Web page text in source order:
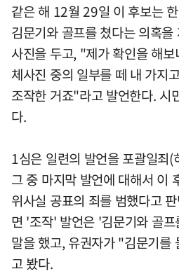
같은 해 12월 29일 이 후보는
김문기와 골프를 쳤다는 의혹
사진을 두고, "제가 확인을 해
체사진 중의 일부를 떼 내 가지
조작한 거죠"라고 발언한다. 시
다.
1심은 일련의 발언을 포괄일죄
그 중 마지막 발언에 대해서 이
위사실 공표의 죄를 범했다고
면 '조작' 발언은 '김문기와 골
말을 했고, 유권자가 "김문기를
고 봤다.